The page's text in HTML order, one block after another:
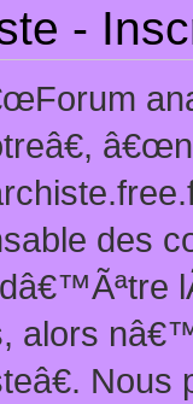
-
des
alors